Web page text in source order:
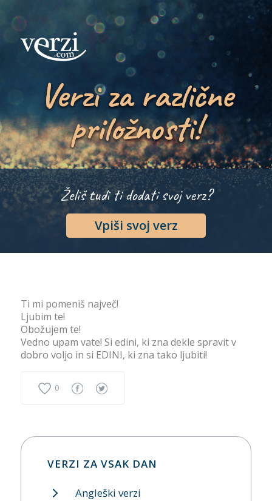
Verzi za različne
priložnosti!
Želiš tudi ti dodati svoj verz?
Vpiši svoj verz
Ti mi pomeniš največ!
Ljubim te!
Obožujem te!
Vedno upam vate! Si edini, ki zna dekle spravit v
dobro voljo in si EDINI, ki zna tako ljubiti!
0
VERZI ZA VSAK DAN
Angleški verzi